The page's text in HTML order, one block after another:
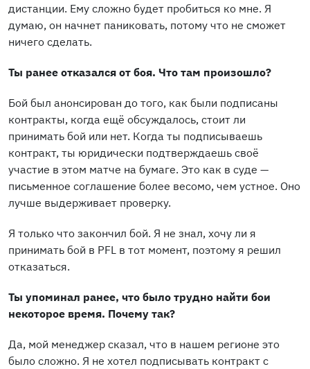
дистанции. Ему сложно будет пробиться ко мне. Я
думаю, он начнет паниковать, потому что не сможет
ничего сделать.
Ты ранее отказался от боя. Что там произошло?
Бой был анонсирован до того, как были подписаны
контракты, когда ещё обсуждалось, стоит ли
принимать бой или нет. Когда ты подписываешь
контракт, ты юридически подтверждаешь своё
участие в этом матче на бумаге. Это как в суде —
письменное соглашение более весомо, чем устное. Оно
лучше выдерживает проверку.
Я только что закончил бой. Я не знал, хочу ли я
принимать бой в PFL в тот момент, поэтому я решил
отказаться.
Ты упоминал ранее, что было трудно найти бои
некоторое время. Почему так?
Да, мой менеджер сказал, что в нашем регионе это
было сложно. Я не хотел подписывать контракт с